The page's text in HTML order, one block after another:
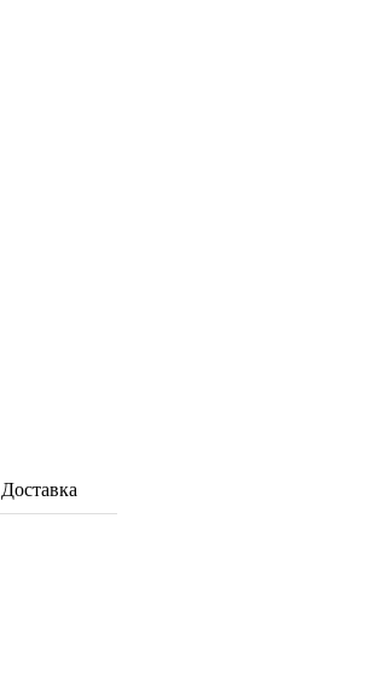
Доставка